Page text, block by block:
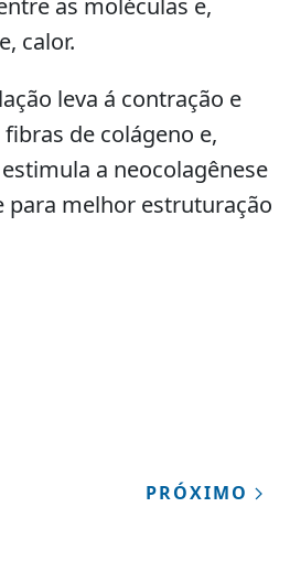
calor.
leva á contração e
de colágeno e,
a neocolagênese
para melhor estruturação
PRÓXIMO